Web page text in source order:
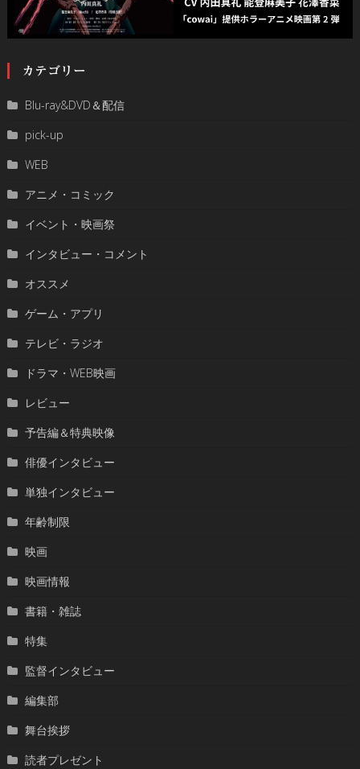
カテゴリー
Blu-ray&DVD＆配信
pick-up
WEB
アニメ・コミック
イベント・映画祭
インタビュー・コメント
オススメ
ゲーム・アプリ
テレビ・ラジオ
ドラマ・WEB映画
レビュー
予告編＆特典映像
俳優インタビュー
単独インタビュー
年齢制限
映画
映画情報
書籍・雑誌
特集
監督インタビュー
編集部
舞台挨拶
読者プレゼント